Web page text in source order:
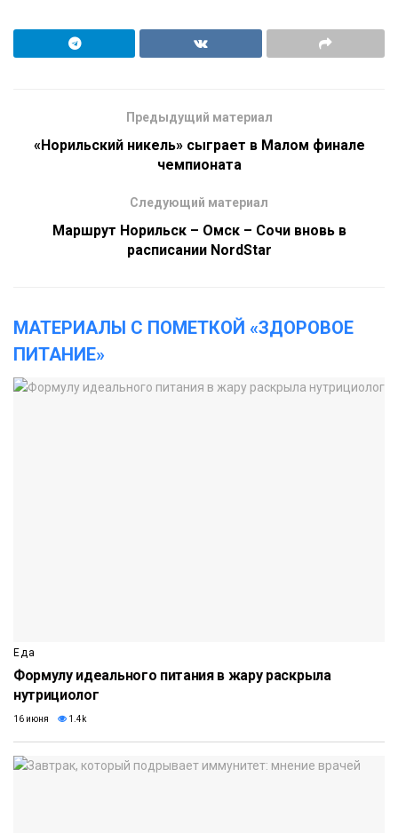
Предыдущий материал
«Норильский никель» сыграет в Малом финале
чемпионата
Следующий материал
Маршрут Норильск – Омск – Сочи вновь в
расписании NordStar
МАТЕРИАЛЫ С ПОМЕТКОЙ «ЗДОРОВОЕ
ПИТАНИЕ»
Еда
Формулу идеального питания в жару раскрыла
нутрициолог
16 июня 1.4k